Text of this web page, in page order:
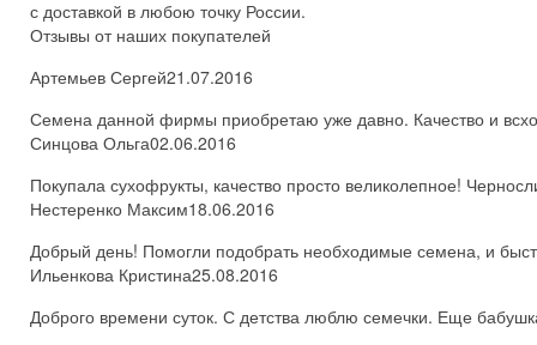
с доставкой в любою точку России.
Отзывы от наших покупателей
Артемьев Сергей21.07.2016
Семена данной фирмы приобретаю уже давно. Качество и
Синцова Ольга02.06.2016
Покупала сухофрукты, качество просто великолепное!
Нестеренко Максим18.06.2016
Добрый день! Помогли подобрать необходимые семена, и
Ильенкова Кристина25.08.2016
Доброго времени суток. С детства люблю семечки. Еще